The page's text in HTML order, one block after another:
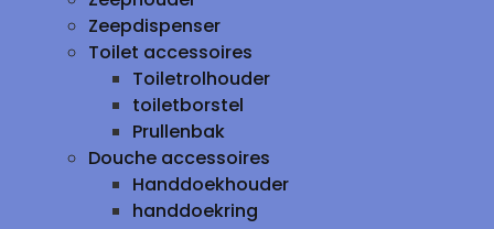
Zeepdispenser
Toilet accessoires
Toiletrolhouder
toiletborstel
Prullenbak
Douche accessoires
Handdoekhouder
handdoekring